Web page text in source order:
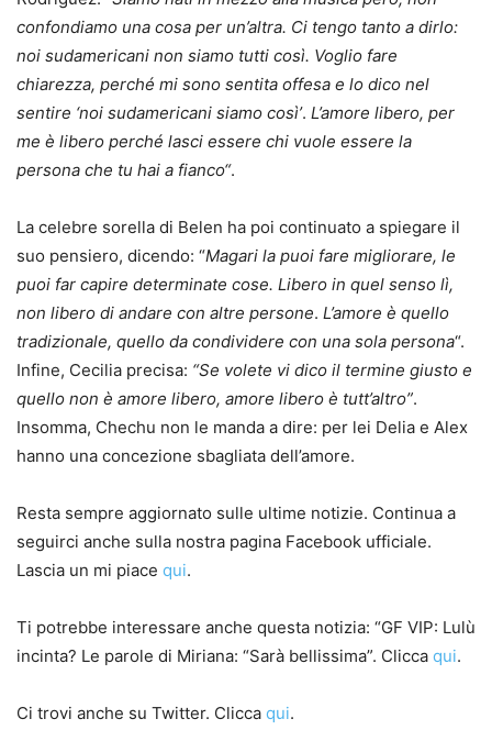
confondiamo una cosa per un’altra. Ci tengo tanto a dirlo:
noi sudamericani non siamo tutti così. Voglio fare
chiarezza, perché mi sono sentita offesa e lo dico nel
sentire ‘noi sudamericani siamo così’. L’amore libero, per
me è libero perché lasci essere chi vuole essere la
persona che tu hai a fianco“.
La celebre sorella di Belen ha poi continuato a spiegare il
suo pensiero, dicendo: “Magari la puoi fare migliorare, le
puoi far capire determinate cose. Libero in quel senso lì,
non libero di andare con altre persone. L’amore è quello
tradizionale, quello da condividere con una sola persona“.
Infine, Cecilia precisa: “Se volete vi dico il termine giusto e
quello non è amore libero, amore libero è tutt’altro”.
Insomma, Chechu non le manda a dire: per lei Delia e Alex
hanno una concezione sbagliata dell’amore.
Resta sempre aggiornato sulle ultime notizie. Continua a
seguirci anche sulla nostra pagina Facebook ufficiale.
Lascia un mi piace qui.
Ti potrebbe interessare anche questa notizia: “GF VIP: Lulù
incinta? Le parole di Miriana: “Sarà bellissima”. Clicca qui.
Ci trovi anche su Twitter. Clicca qui.